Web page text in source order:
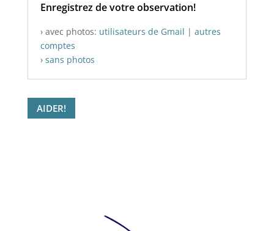
Enregistrez de votre observation!
› avec photos: utilisateurs de Gmail | autres
comptes
› sans photos
AIDER!